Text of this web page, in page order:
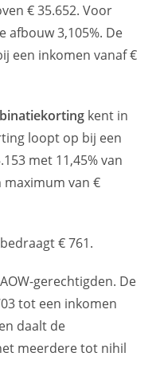
€ 35.652. Voor
afbouw 3,105%. De
een inkomen vanaf €
kent in
loopt op bij een
met 11,45% van
van €
bedraagt € 761.
gerechtigden. De
tot een inkomen
daalt de
meerdere tot nihil